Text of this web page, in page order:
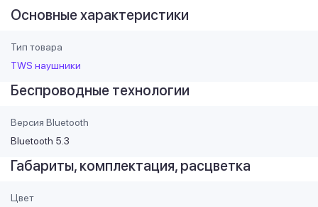
Основные характеристики
Тип товара
TWS наушники
Беспроводные технологии
Версия Bluetooth
Bluetooth 5.3
Габариты, комплектация, расцветка
Цвет